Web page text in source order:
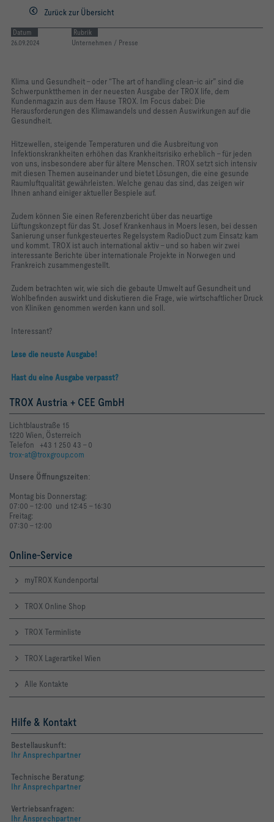
RäumenZurück zur Übersicht
Datum
26.09.2024
Rubrik
Unternehmen / Presse
Klima und Gesundheit – oder “The art of handling clean-ic air” sind die
Schwerpunktthemen in der neuesten Ausgabe der TROX life, dem
Kundenmagazin aus dem Hause TROX. Im Focus dabei: Die
Herausforderungen des Klimawandels und dessen Auswirkungen auf die
Gesundheit.
Hitzewellen, steigende Temperaturen und die Ausbreitung von
Infektionskrankheiten erhöhen das Krankheitsrisiko erheblich – für jeden
von uns, insbesondere aber für ältere Menschen. TROX setzt sich intensiv
mit diesen Themen auseinander und bietet Lösungen, die eine gesunde
Raumluftqualität gewährleisten. Welche genau das sind, das zeigen wir
Ihnen anhand einiger aktueller Bespiele auf.
Zudem können Sie einen Referenzbericht über das neuartige
Lüftungskonzept für das St. Josef Krankenhaus in Moers lesen, bei dessen
Sanierung unser funkgesteuertes Regelsystem RadioDuct zum Einsatz kam
und kommt. TROX ist auch international aktiv – und so haben wir zwei
interessante Berichte über internationale Projekte in Norwegen und
Frankreich zusammengestellt.
Zudem betrachten wir, wie sich die gebaute Umwelt auf Gesundheit und
Wohlbefinden auswirkt und diskutieren die Frage, wie wirtschaftlicher Druck
von Kliniken genommen werden kann und soll.
Interessant?
Lese die neuste Ausgabe!
Hast du eine Ausgabe verpasst?
TROX Austria + CEE GmbH
Lichtblaustraße 15
1220 Wien, Österreich
Telefon +43 1 250 43 - 0
trox-at@troxgroup.com
Unsere Öffnungszeiten:
Montag bis Donnerstag:
07:00 - 12:00 und 12:45 - 16:30
Freitag:
07:30 - 12:00
Online-Service
myTROX Kundenportal
TROX Online Shop
TROX Terminliste
TROX Lagerartikel Wien
Alle Kontakte
Hilfe & Kontakt
Bestellauskunft:
Ihr Ansprechpartner
Technische Beratung:
Ihr Ansprechpartner
Vertriebsanfragen:
Ihr Ansprechpartner